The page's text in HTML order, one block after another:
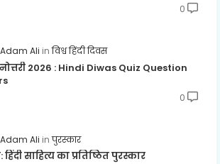
0
Ali विश्व हिंदी दिवस
2026 : Hindi Diwas Quiz Question
0
Ali पुरस्कार
साहित्य का प्रतिष्ठित पुरस्कार